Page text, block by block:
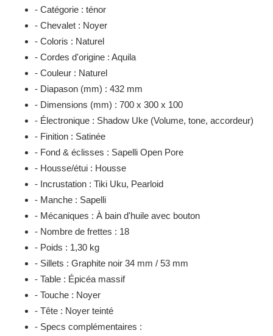
- Catégorie : ténor
- Chevalet : Noyer
- Coloris : Naturel
- Cordes d'origine : Aquila
- Couleur : Naturel
- Diapason (mm) : 432 mm
- Dimensions (mm) : 700 x 300 x 100
- Électronique : Shadow Uke (Volume, tone, accordeur)
- Finition : Satinée
- Fond & éclisses : Sapelli Open Pore
- Housse/étui : Housse
- Incrustation : Tiki Uku, Pearloid
- Manche : Sapelli
- Mécaniques : À bain d'huile avec bouton
- Nombre de frettes : 18
- Poids : 1,30 kg
- Sillets : Graphite noir 34 mm / 53 mm
- Table : Épicéa massif
- Touche : Noyer
- Tête : Noyer teinté
- Specs complémentaires :